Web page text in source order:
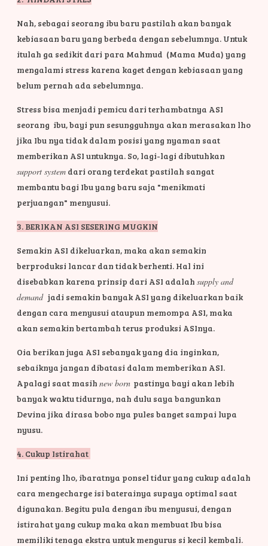
Nah, sebagai seorang ibu baru pastilah akan banyak
kebiasaan baru yang berbeda dengan sebelumnya. Untuk
itulah ga sedikit dari para Mahmud (Mama Muda) yang
mengalami stress karena kaget dengan kebiasaan yang
belum pernah ada sebelumnya.
Stress bisa menjadi pemicu dari terhambatnya ASI
seorang ibu, bayi pun sesungguhnya akan merasakan lho
jika Ibu nya tidak dalam posisi yang nyaman saat
memberikan ASI untuknya. So, lagi-lagi dibutuhkan
support system dari orang terdekat pastilah sangat
membantu bagi Ibu yang baru saja "menikmati
perjuangan" menyusui.
3. BERIKAN ASI SESERING MUGKIN
Semakin ASI dikeluarkan, maka akan semakin
berproduksi lancar dan tidak berhenti. Hal ini
disebabkan karena prinsip dari ASI adalah supply and
demand jadi semakin banyak ASI yang dikeluarkan baik
dengan cara menyusui ataupun memompa ASI, maka
akan semakin bertambah terus produksi ASInya.
Oia berikan juga ASI sebanyak yang dia inginkan,
sebaiknya jangan dibatasi dalam memberikan ASI.
Apalagi saat masih new born pastinya bayi akan lebih
banyak waktu tidurnya, nah dulu saya bangunkan
Devina jika dirasa bobo nya pules banget sampai lupa
nyusu.
4. Cukup Istirahat
Ini penting lho, ibaratnya ponsel tidur yang cukup adalah
cara mengecharge isi baterainya supaya optimal saat
digunakan. Begitu pula dengan ibu menyusui, dengan
istirahat yang cukup maka akan membuat Ibu bisa
memiliki tenaga ekstra untuk mengurus si kecil kembali.